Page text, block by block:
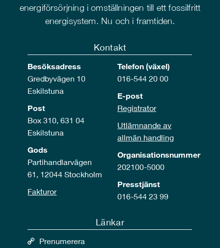
energiförsörjning i omställningen till ett fossilfritt
energisystem. Nu och i framtiden.
Kontakt
Besöksadress
Gredbyvägen 10
Eskilstuna
Post
Box 310, 631 04
Eskilstuna
Gods
Partihandlarvägen
61, 12044 Stockholm
Fakturor
Telefon (växel)
016-544 20 00
E-post
Registrator
Utlämnande av
allmän handling
Organisationsnummer
202100-5000
Presstjänst
016-544 23 99
Länkar
Prenumerera